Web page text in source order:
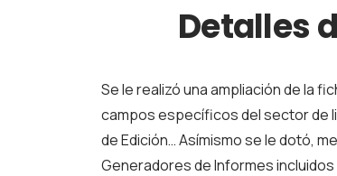
Detalles
Se le realizó una ampliación de la
campos específicos del sector de
de Edición… Asímismo se le dotó,
Generadores de Informes